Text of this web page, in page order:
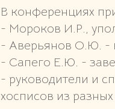
В конференциях
- Мороков И.Р.,
- Аверьянов О.Ю. -
- Сапего Е.Ю. -
- руководители и
хосписов из